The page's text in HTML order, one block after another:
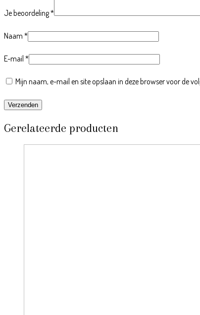
Je beoordeling*
Naam *
E-mail *
Mijn naam, e-mail en site opslaan in deze browser voor de
Gerelateerde producten